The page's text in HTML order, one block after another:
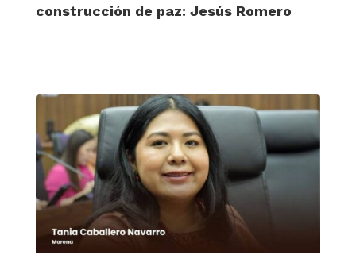
construcción de paz: Jesús Romero